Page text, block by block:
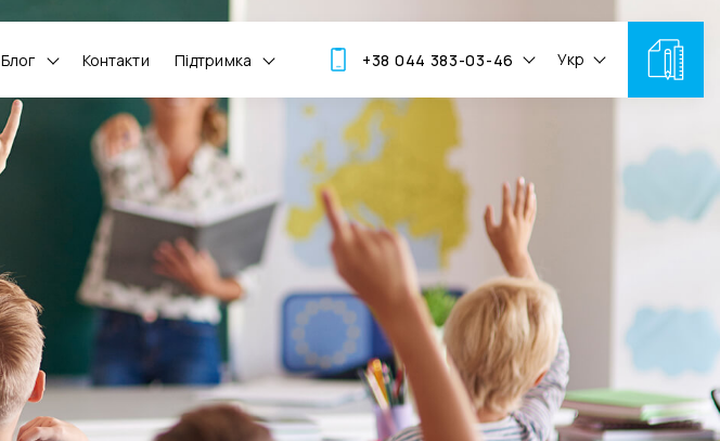
Блог Контакти Підтримка +38 044 383-03-46 Укр